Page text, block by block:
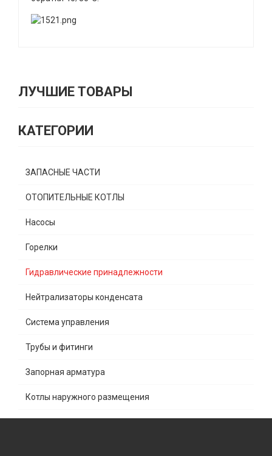
ЛУЧШИЕ ТОВАРЫ
КАТЕГОРИИ
ЗАПАСНЫЕ ЧАСТИ
ОТОПИТЕЛЬНЫЕ КОТЛЫ
Насосы
Горелки
Гидравлические принадлежности
Нейтрализаторы конденсата
Система управления
Трубы и фитинги
Запорная арматура
Котлы наружного размещения